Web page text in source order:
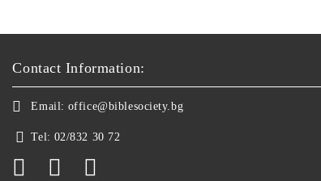
Contact Information:
Email: office@biblesociety.bg
Tel: 02/832 30 72